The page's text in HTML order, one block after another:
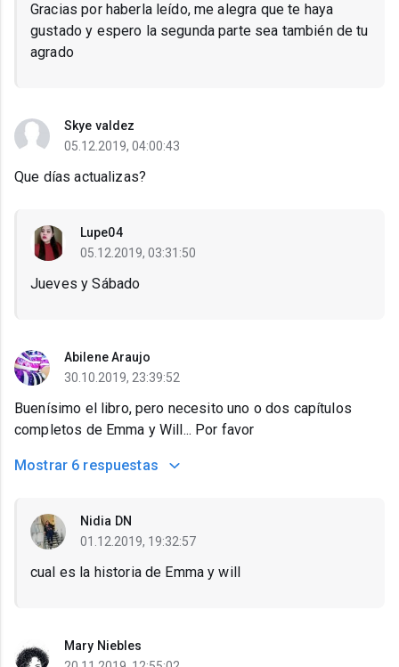
Gracias por haberla leído, me alegra que te haya
gustado y espero la segunda parte sea también de tu
agrado
Skye valdez
05.12.2019, 04:00:43
Que días actualizas?
Lupe04
05.12.2019, 03:31:50
Jueves y Sábado
Abilene Araujo
30.10.2019, 23:39:52
Buenísimo el libro, pero necesito uno o dos capítulos
completos de Emma y Will... Por favor
Mostrar 6 respuestas
Nidia DN
01.12.2019, 19:32:57
cual es la historia de Emma y will
Mary Niebles